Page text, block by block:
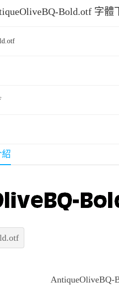
Bold.otf 字體
紹
AntiqueOliveBQ-